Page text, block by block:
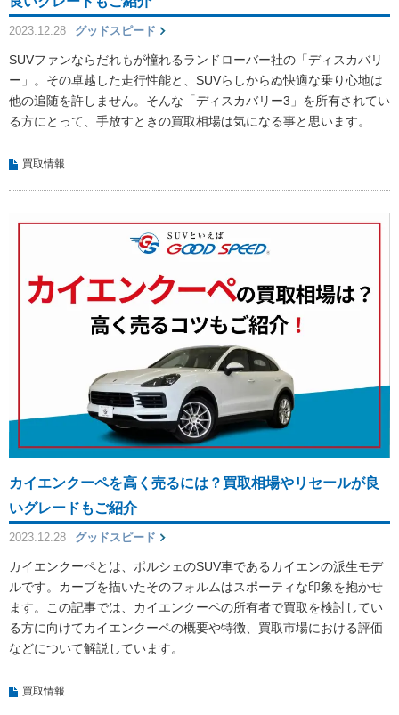
2023.12.28 グッドスピード
SUVファンならだれもが憧れるランドローバー社の「ディスカバリ
ー」。その卓越した走行性能と、SUVらしからぬ快適な乗り心地は
他の追随を許しません。そんな「ディスカバリー3」を所有されてい
る方にとって、手放すときの買取相場は気になる事と思います。
買取情報
カイエンクーペを高く売るには？買取相場やリセールが良
いグレードもご紹介
2023.12.28 グッドスピード
カイエンクーペとは、ポルシェのSUV車であるカイエンの派生モデ
ルです。カーブを描いたそのフォルムはスポーティな印象を抱かせ
ます。この記事では、カイエンクーペの所有者で買取を検討してい
る方に向けてカイエンクーペの概要や特徴、買取市場における評価
などについて解説しています。
買取情報